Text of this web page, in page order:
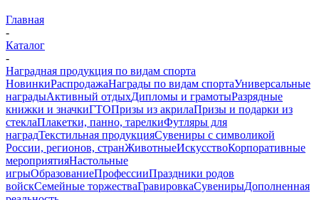
Главная
-
Каталог
-
Наградная продукция по видам спорта
НовинкиРаспродажаНаграды по видам спортаУниверсальные
наградыАктивный отдыхДипломы и грамотыРазрядные
книжки и значкиГТОПризы из акрилаПризы и подарки из
стеклаПлакетки, панно, тарелкиФутляры для
наградТекстильная продукцияСувениры с символикой
России, регионов, странЖивотныеИскусствоКорпоративные
мероприятияНастольные
игрыОбразованиеПрофессииПраздники родов
войскСемейные торжестваГравировкаСувенирыДополненная